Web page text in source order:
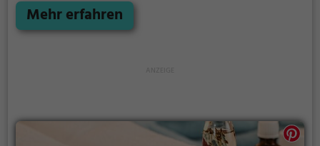
du dich bei angenehmer Beleuchtung erholen und
deine Akkus wieder aufladen. Besonders gut: das
Mehr erfahren